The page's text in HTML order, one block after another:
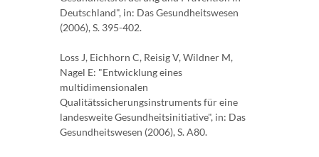
Deutschland", in: Das Gesundheitswesen
(2006), S. 395-402.
Loss J, Eichhorn C, Reisig V, Wildner M,
Nagel E: "Entwicklung eines
multidimensionalen
Qualitätssicherungsinstruments für eine
landesweite Gesundheitsinitiative", in: Das
Gesundheitswesen (2006), S. A80.